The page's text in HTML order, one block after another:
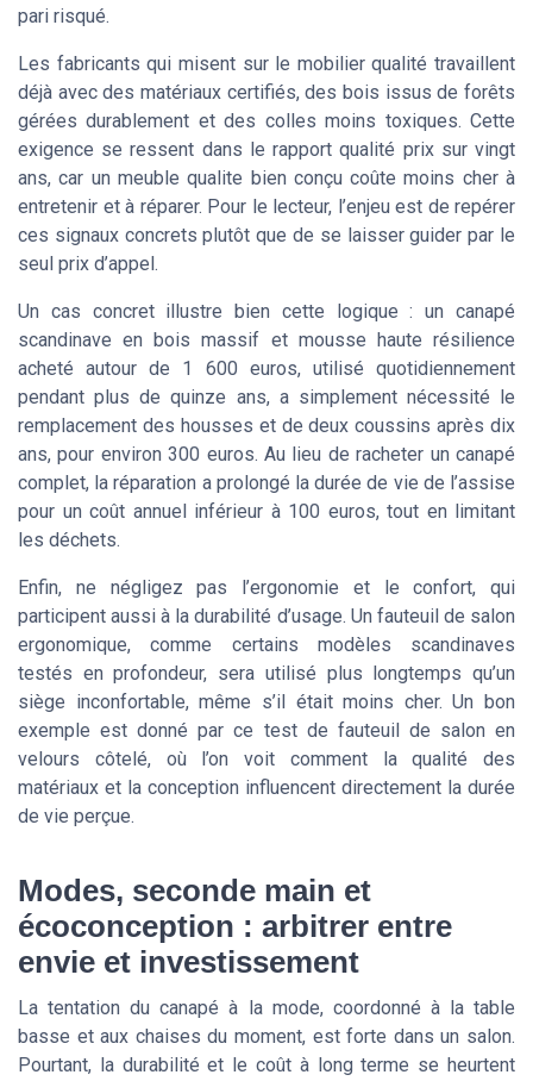
pari risqué.
Les fabricants qui misent sur le mobilier qualité travaillent
déjà avec des matériaux certifiés, des bois issus de forêts
gérées durablement et des colles moins toxiques. Cette
exigence se ressent dans le rapport qualité prix sur vingt
ans, car un meuble qualite bien conçu coûte moins cher à
entretenir et à réparer. Pour le lecteur, l’enjeu est de repérer
ces signaux concrets plutôt que de se laisser guider par le
seul prix d’appel.
Un cas concret illustre bien cette logique : un canapé
scandinave en bois massif et mousse haute résilience
acheté autour de 1 600 euros, utilisé quotidiennement
pendant plus de quinze ans, a simplement nécessité le
remplacement des housses et de deux coussins après dix
ans, pour environ 300 euros. Au lieu de racheter un canapé
complet, la réparation a prolongé la durée de vie de l’assise
pour un coût annuel inférieur à 100 euros, tout en limitant
les déchets.
Enfin, ne négligez pas l’ergonomie et le confort, qui
participent aussi à la durabilité d’usage. Un fauteuil de salon
ergonomique, comme certains modèles scandinaves
testés en profondeur, sera utilisé plus longtemps qu’un
siège inconfortable, même s’il était moins cher. Un bon
exemple est donné par ce test de fauteuil de salon en
velours côtelé, où l’on voit comment la qualité des
matériaux et la conception influencent directement la durée
de vie perçue.
Modes, seconde main et
écoconception : arbitrer entre
envie et investissement
La tentation du canapé à la mode, coordonné à la table
basse et aux chaises du moment, est forte dans un salon.
Pourtant, la durabilité et le coût à long terme se heurtent